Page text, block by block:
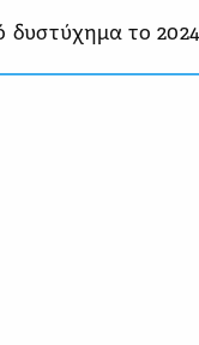
δυστύχημα το